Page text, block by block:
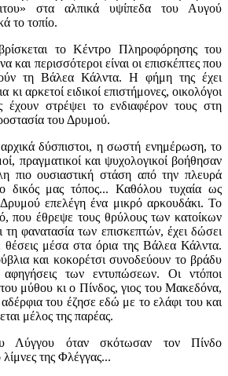
στα αλπικά υψίπεδα του Αυγού
το τοπίο.
το Κέντρο Πληροφόρησης του
περισσότεροι είναι οι επισκέπτες που
τη Βάλεα Κάλντα. Η φήμη της έχει
κι αρκετοί ειδικοί επιστήμονες, οικολόγοι
έχουν στρέψει το ενδιαφέρον τους στη
του Δρυμού.
δύσπιστοι, η σωστή ενημέρωση, το
πραγματικοί και ψυχολογικοί βοήθησαν
πιο ουσιαστική στάση από την πλευρά
δικός μας τόπος... Καθόλου τυχαία ως
επελέγη ένα μικρό αρκουδάκι. Το
που έθρεψε τους θρύλους των κατοίκων
τη φανατασία των επισκεπτών, έχει δώσει
θέσεις μέσα στα όρια της Βάλεα Κάλντα.
και κοκορέτσι συνοδεύουν το βράδυ
των εντυπώσεων. Οι ντόποι
μύθου κι ο Πίνδος, γιος του Μακεδόνα,
του έζησε εδώ με το ελάφι του και
μέλος της παρέας.
Λύγγου όταν σκότωσαν τον Πίνδο
της Φλέγγας...